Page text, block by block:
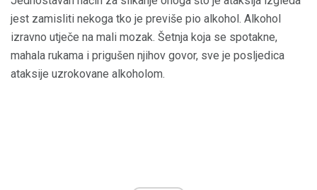
jest zamisliti nekoga tko je previše pio alkohol. Alkohol
izravno utječe na mali mozak. Šetnja koja se spotakne,
mahala rukama i prigušen njihov govor, sve je posljedica
ataksije uzrokovane alkoholom.